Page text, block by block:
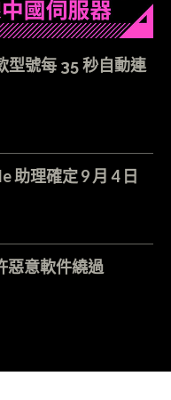
型號每 35 秒自動連
助理確定 9 月 4 日
意軟件繞過